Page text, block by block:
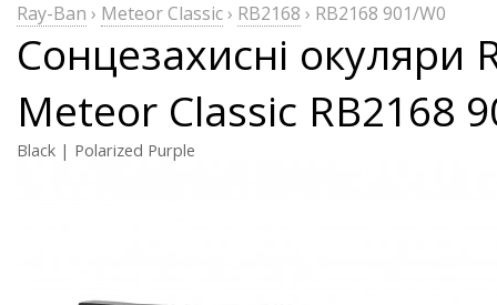
Ray-Ban › Meteor Classic› RB2168 › RB2168 901/W0
Сонцезахисні окуляри
Meteor Classic RB2168
Black | Polarized Purple